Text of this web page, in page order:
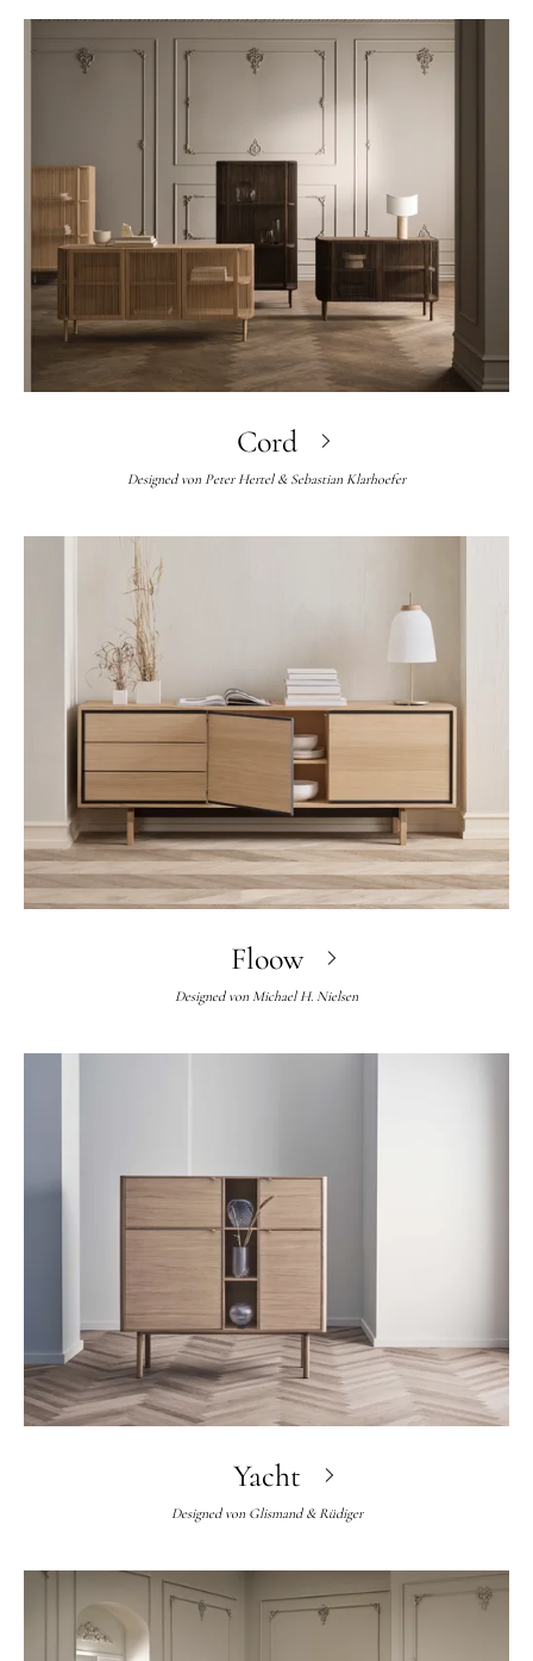
Cord
Designed von Peter Hertel & Sebastian Klarhoefer
Floow
Designed von Michael H. Nielsen
Yacht
Designed von Glismand & Rüdiger